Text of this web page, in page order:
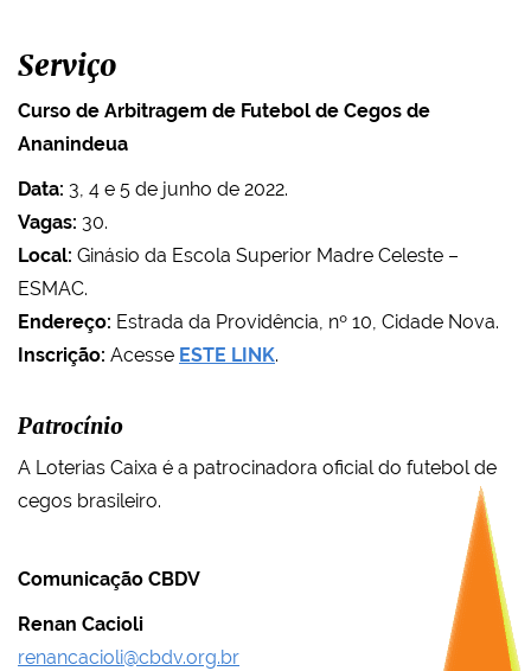
Serviço
Curso de Arbitragem de Futebol de Cegos de
Ananindeua
Data: 3, 4 e 5 de junho de 2022.
Vagas: 30.
Local: Ginásio da Escola Superior Madre Celeste –
ESMAC.
Endereço: Estrada da Providência, nº 10, Cidade Nova.
Inscrição: Acesse ESTE LINK.
Patrocínio
A Loterias Caixa é a patrocinadora oficial do futebol de
cegos brasileiro.
Comunicação CBDV
Renan Cacioli
renancacioli@cbdv.org.br